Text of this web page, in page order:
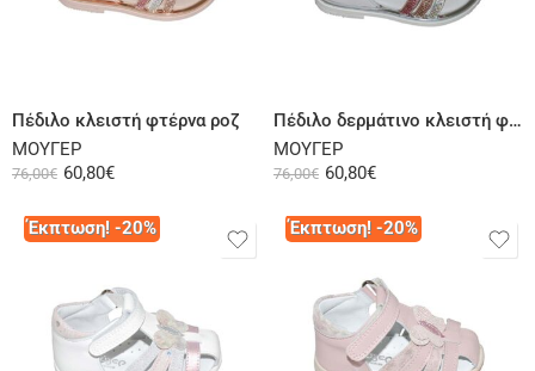
Πέδιλο κλειστή φτέρνα ροζ
ΜΟΥΓΕΡ
76,00€ 60,80€
Πέδιλο δερμάτινο κλειστή φτέρνα λευκό
ΜΟΥΓΕΡ
76,00€ 60,80€
Έκπτωση! -20% Έκπτωση! -20%